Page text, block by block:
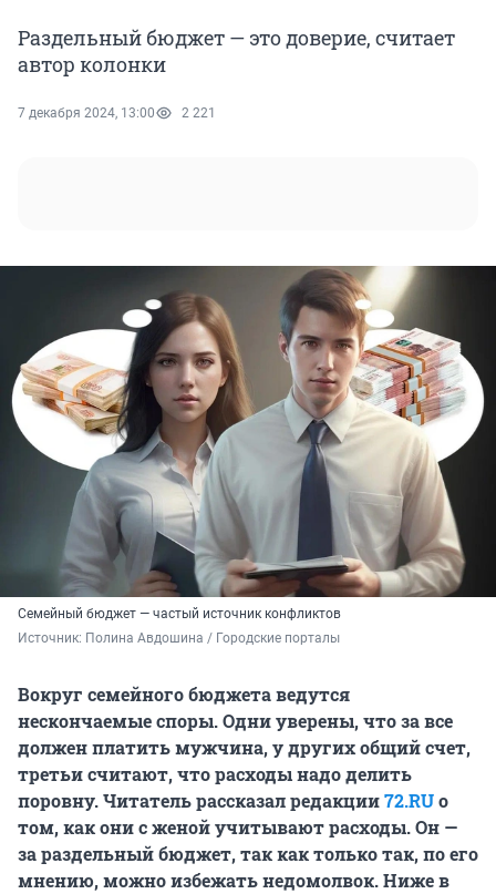
Раздельный бюджет — это доверие, считает
автор колонки
7 декабря 2024, 13:00 2 221
Семейный бюджет — частый источник конфликтов
Источник: Полина Авдошина / Городские порталы
Вокруг семейного бюджета ведутся
нескончаемые споры. Одни уверены, что за все
должен платить мужчина, у других общий счет,
третьи считают, что расходы надо делить
поровну. Читатель рассказал редакции72.RUо
том, как они с женой учитывают расходы. Он —
за раздельный бюджет, так как только так, по его
мнению, можно избежать недомолвок. Ниже в